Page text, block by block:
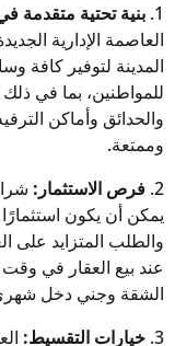
1. بنية تحتية متقدمة
العاصمة الإدارية
المدينة لتوفير كافة
للمواطنين، بما في
والحدائق وأماكن
وممتعة.
2. فرص الاستثمار:
يمكن أن يكون
والطلب المتزايد على
عند بيع العقار في وقت
الشقة وجني دخل
3. خيارات التقسيط: